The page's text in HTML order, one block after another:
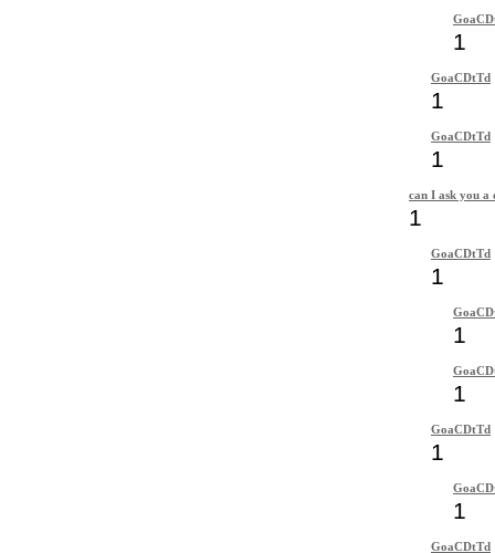
1
GoaCDtTd
1
GoaCDtTd
1
can I ask you a
1
GoaCDtTd
1
1
1
GoaCDtTd
1
1
GoaCDtTd